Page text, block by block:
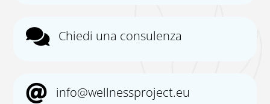
 Chiedi una consulenza
 info@wellnessproject.eu